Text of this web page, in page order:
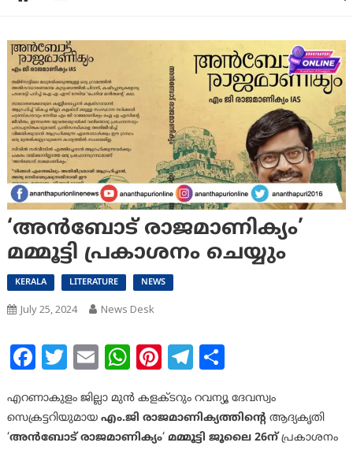
‘അന്‍ബോട് രാജമാണിക്യം’
മമ്മൂട്ടി പ്രകാശനം ചെയ്യും
KERALA LITERATURE NEWS
July 25, 2024 News Desk
Facebook
Twitter
EmailWhatsApp
Pinterest
Telegram
Share
എറണാകുളം ജില്ലാ മുന്‍ കളക്ടറും റവന്യൂ ദേവസ്വം
സെക്രട്ടറിയുമായ എം.ജി രാജമാണിക്യത്തിന്റെ ആദ്യകൃതി
‘അന്‍ബോട് രാജമാണിക്യം‘ മമ്മൂട്ടി ജൂലൈ 26ന്പ്രകാശനം